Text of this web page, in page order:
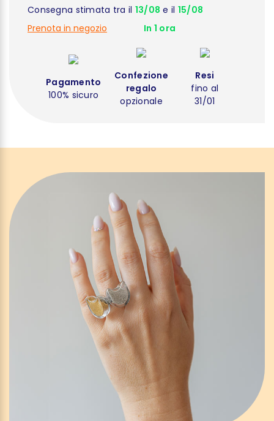
Consegna stimata tra il 13/08 e il 15/08
Prenota in negozio
In 1 ora
Pagamento
100% sicuro
Confezione
regalo
opzionale
Resi
fino al
31/01